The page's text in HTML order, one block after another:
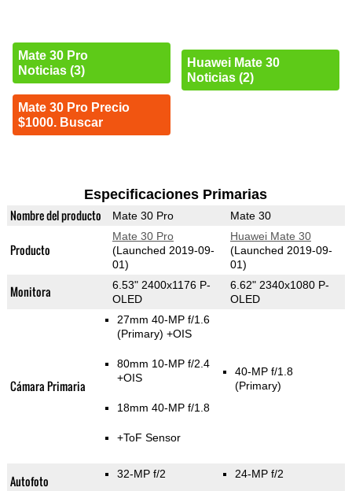
Mate 30 Pro
Noticias (3)
Mate 30 Pro Precio
$1000. Buscar
Huawei Mate 30
Noticias (2)
Especificaciones Primarias
Nombre del producto Mate 30 Pro Mate 30
Producto
Mate 30 Pro
(Launched 2019-09-
01)
Huawei Mate 30
(Launched 2019-09-
01)
Monitora
6.53" 2400x1176 P-
OLED
6.62" 2340x1080 P-
OLED
Cámara Primaria
27mm 40-MP f/1.6
(Primary) +OIS
80mm 10-MP f/2.4
+OIS
18mm 40-MP f/1.8
+ToF Sensor
40-MP f/1.8
(Primary)
Autofoto 32-MP f/2 24-MP f/2